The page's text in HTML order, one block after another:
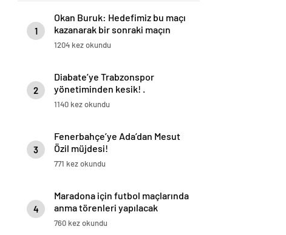
1
Okan Buruk: Hedefimiz bu maçı
kazanarak bir sonraki maçın
avantajını yakalamak
1204 kez okundu
2
Diabate’ye Trabzonspor
yönetiminden kesik! .
1140 kez okundu
3
Fenerbahçe’ye Ada’dan Mesut
Özil müjdesi!
771 kez okundu
4
Maradona için futbol maçlarında
anma törenleri yapılacak
760 kez okundu